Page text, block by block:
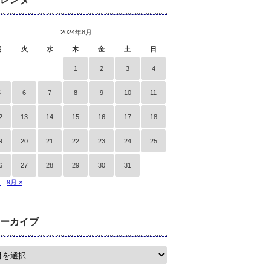
2024年8月
火 水 木 金 土 日
1 2 3 4
6 7 8 9 10 11
13 14 15 16 17 18
20 21 22 23 24 25
27 28 29 30 31
9月 »
カイブ